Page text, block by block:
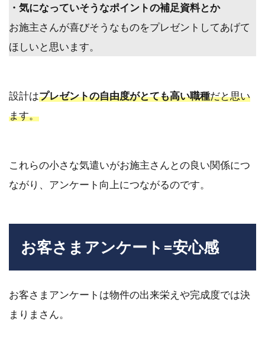
・気になっていそうなポイントの補足資料とか
お施主さんが喜びそうなものをプレゼントしてあげて
ほしいと思います。
設計はプレゼントの自由度がとても高い職種だと思い
ます。
これらの小さな気遣いがお施主さんとの良い関係につ
ながり、アンケート向上につながるのです。
お客さまアンケート=安心感
お客さまアンケートは物件の出来栄えや完成度では決
まりまさん。